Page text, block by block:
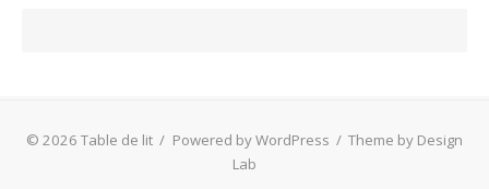
© 2026 Table de lit / Powered by WordPress / Theme by Design
Lab